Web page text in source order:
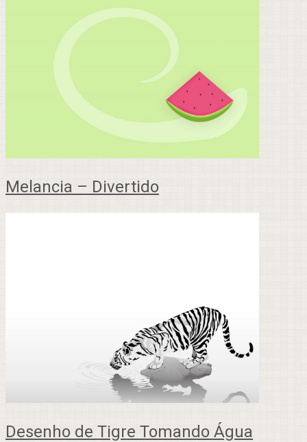
Melancia – Divertido
Desenho de Tigre Tomando Água